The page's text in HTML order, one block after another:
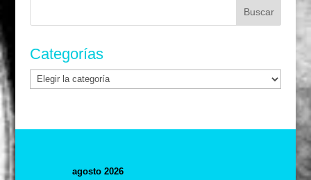
Categorías
Categorías
agosto 2026